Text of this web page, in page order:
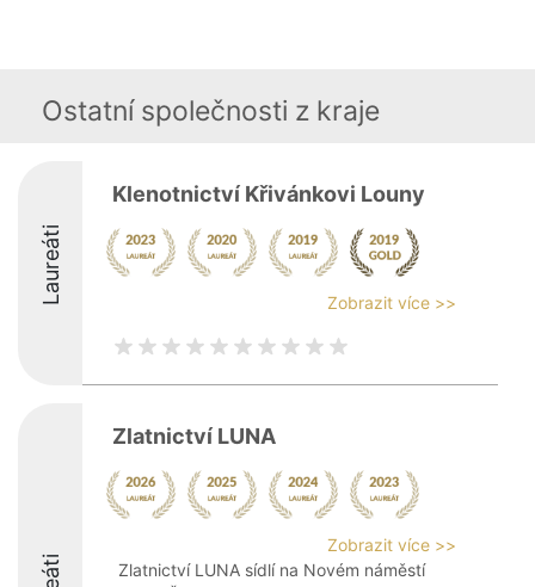
Ostatní společnosti z kraje
Laureáti
Klenotnictví Křivánkovi Louny
Zobrazit více >>
Zlatnictví LUNA
Zobrazit více >>
Zlatnictví LUNA sídlí na Novém náměstí